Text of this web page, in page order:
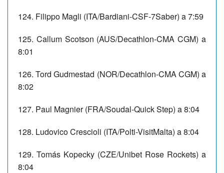
124. Filippo Magli (ITA/Bardiani-CSF-7Saber) a 7:59
125. Callum Scotson (AUS/Decathlon-CMA CGM) a
8:01
126. Tord Gudmestad (NOR/Decathlon-CMA CGM) a
8:02
127. Paul Magnier (FRA/Soudal-Quick Step) a 8:04
128. Ludovico Crescioli (ITA/Polti-VisitMalta) a 8:04
129. Tomás Kopecky (CZE/Unibet Rose Rockets) a
8:04